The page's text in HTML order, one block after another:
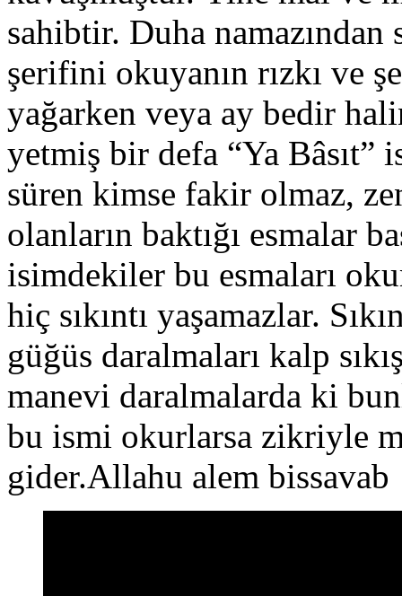
sahibtir. Duha namazından
şerifini okuyanın rızkı ve
yağarken veya ay bedir
yetmiş bir defa “Ya
süren kimse fakir olmaz,
olanların baktığı esmalar
isimdekiler bu esmaları
hiç sıkıntı yaşamazlar.
güğüs daralmaları kalp
manevi daralmalarda ki
bu ismi okurlarsa zikriyle
gider.Allahu alem bissavab